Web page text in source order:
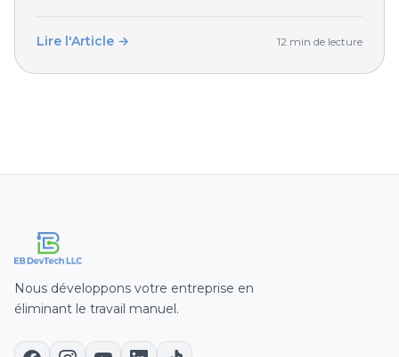
Lire l'Article → 12 min de lecture
Nous développons votre entreprise en
éliminant le travail manuel.